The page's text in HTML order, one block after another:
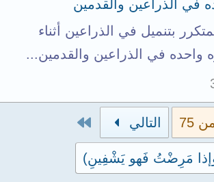
في الذراعين والقدمين
بتنميل في الذراعين أثناء
واحده في الذراعين والقدمين...
التالي
مَرِضْتُ فَهو يَشْفِينِ)